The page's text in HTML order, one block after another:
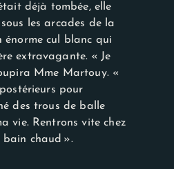
déjà tombée, elle
les arcades de la
énorme cul blanc qui
extravagante. « Je
Mme Martouy. «
pour
des trous de balle
vie. Rentrons vite chez
chaud ».